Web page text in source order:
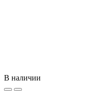
В наличии